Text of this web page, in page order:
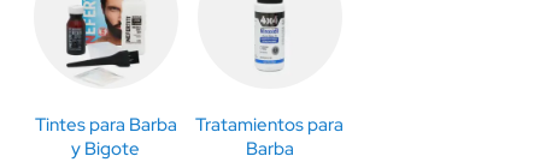
Tintes para Barba
y Bigote
Tratamientos para
Barba